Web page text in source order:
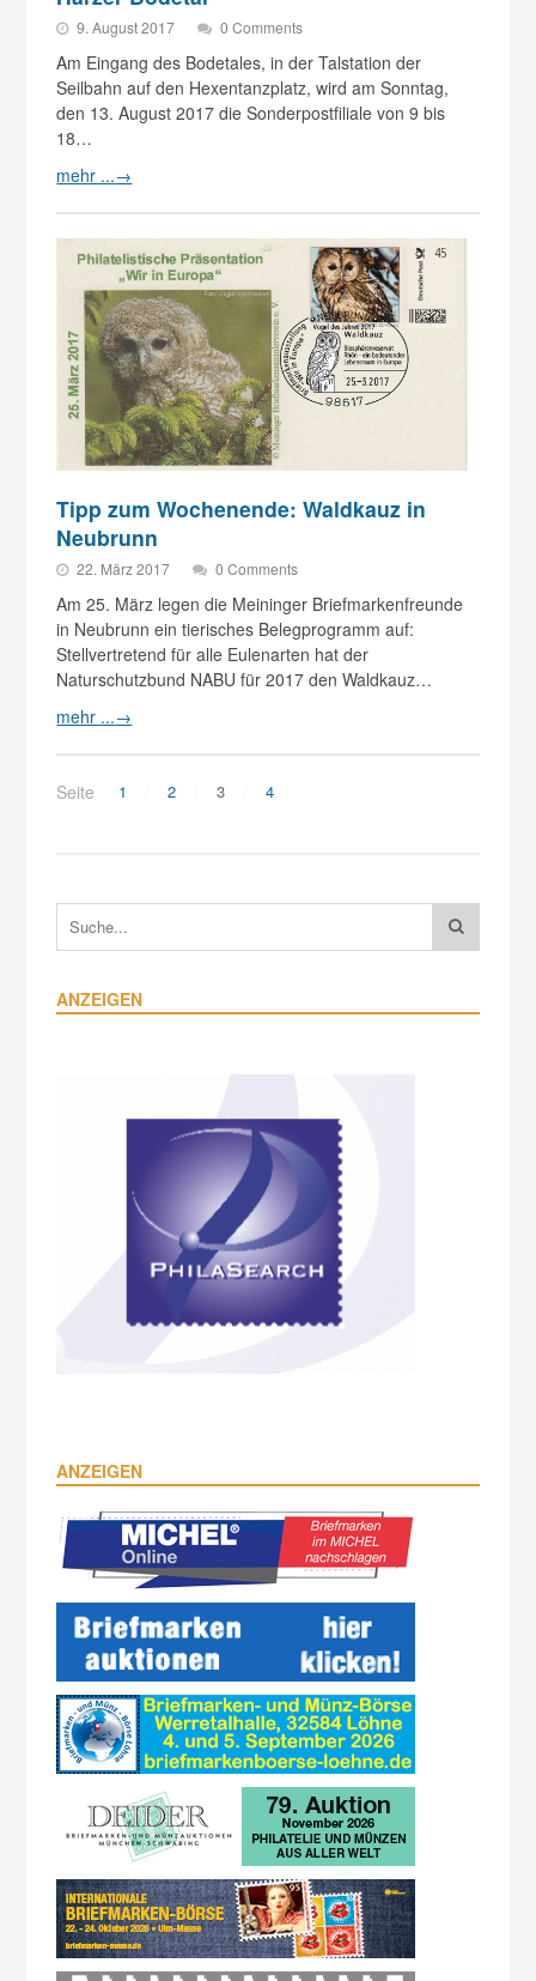
9. August 2017 0 Comments
Am Eingang des Bodetales, in der Talstation der
Seilbahn auf den Hexentanzplatz, wird am Sonntag,
den 13. August 2017 die Sonderpostfiliale von 9 bis
18…
mehr ...→
Tipp zum Wochenende: Waldkauz in
Neubrunn
22. März 2017 0 Comments
Am 25. März legen die Meininger Briefmarkenfreunde
in Neubrunn ein tierisches Belegprogramm auf:
Stellvertretend für alle Eulenarten hat der
Naturschutzbund NABU für 2017 den Waldkauz…
mehr ...→
Seite 1 2 3 4
ANZEIGEN
ANZEIGEN